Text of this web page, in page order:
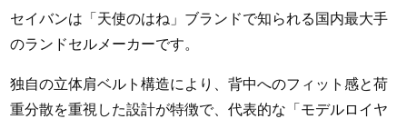
セイバンは「天使のはね」ブランドで知られる国内最大手
のランドセルメーカーです。
独自の立体肩ベルト構造により、背中へのフィット感と荷
重分散を重視した設計が特徴で、代表的な「モデルロイヤ